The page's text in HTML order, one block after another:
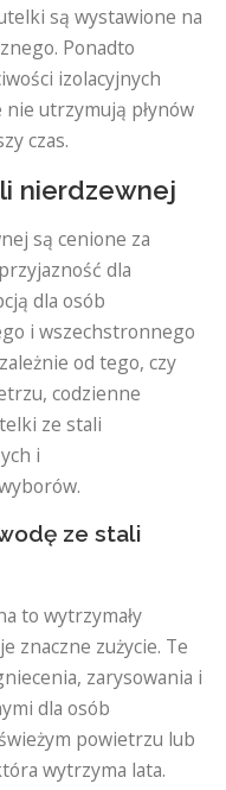
są wystawione na
Ponadto
izolacyjnych
​​nie utrzymują płynów
czas.
nierdzewnej
są cenione za
dla
dla osób
i wszechstronnego
od tego, czy
codzienne
ze stali
i
ze stali
to wytrzymały
znaczne zużycie. Te
zarysowania i
dla osób
powietrzu lub
wytrzyma lata.